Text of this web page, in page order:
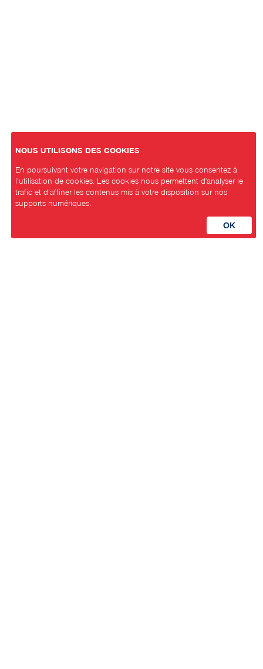
NOUS UTILISONS DES COOKIES
En poursuivant votre navigation sur notre site vous consentez à
l’utilisation de cookies. Les cookies nous permettent d'analyser le
trafic et d’affiner les contenus mis à votre disposition sur nos
supports numériques.